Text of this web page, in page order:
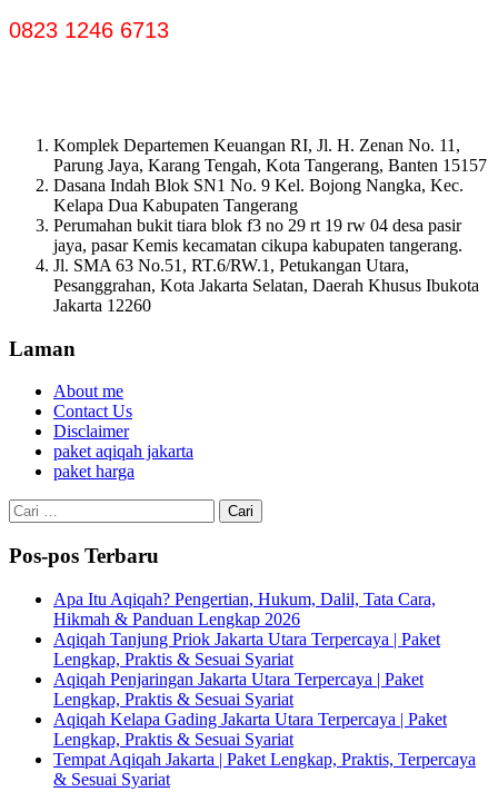
0823 1246 6713
Komplek Departemen Keuangan RI, Jl. H. Zenan No. 11,
Parung Jaya, Karang Tengah, Kota Tangerang, Banten 15157
Dasana Indah Blok SN1 No. 9 Kel. Bojong Nangka, Kec.
Kelapa Dua Kabupaten Tangerang
Perumahan bukit tiara blok f3 no 29 rt 19 rw 04 desa pasir
jaya, pasar Kemis kecamatan cikupa kabupaten tangerang.
Jl. SMA 63 No.51, RT.6/RW.1, Petukangan Utara,
Pesanggrahan, Kota Jakarta Selatan, Daerah Khusus Ibukota
Jakarta 12260
Laman
About me
Contact Us
Disclaimer
paket aqiqah jakarta
paket harga
Cari
untuk:
Pos-pos Terbaru
Apa Itu Aqiqah? Pengertian, Hukum, Dalil, Tata Cara,
Hikmah & Panduan Lengkap 2026
Aqiqah Tanjung Priok Jakarta Utara Terpercaya | Paket
Lengkap, Praktis & Sesuai Syariat
Aqiqah Penjaringan Jakarta Utara Terpercaya | Paket
Lengkap, Praktis & Sesuai Syariat
Aqiqah Kelapa Gading Jakarta Utara Terpercaya | Paket
Lengkap, Praktis & Sesuai Syariat
Tempat Aqiqah Jakarta | Paket Lengkap, Praktis, Terpercaya
& Sesuai Syariat